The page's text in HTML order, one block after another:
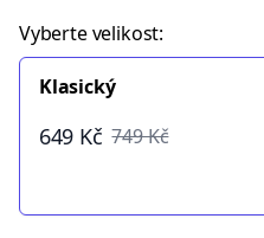
Vyberte velikost:
Klasický
649 Kč 749 Kč